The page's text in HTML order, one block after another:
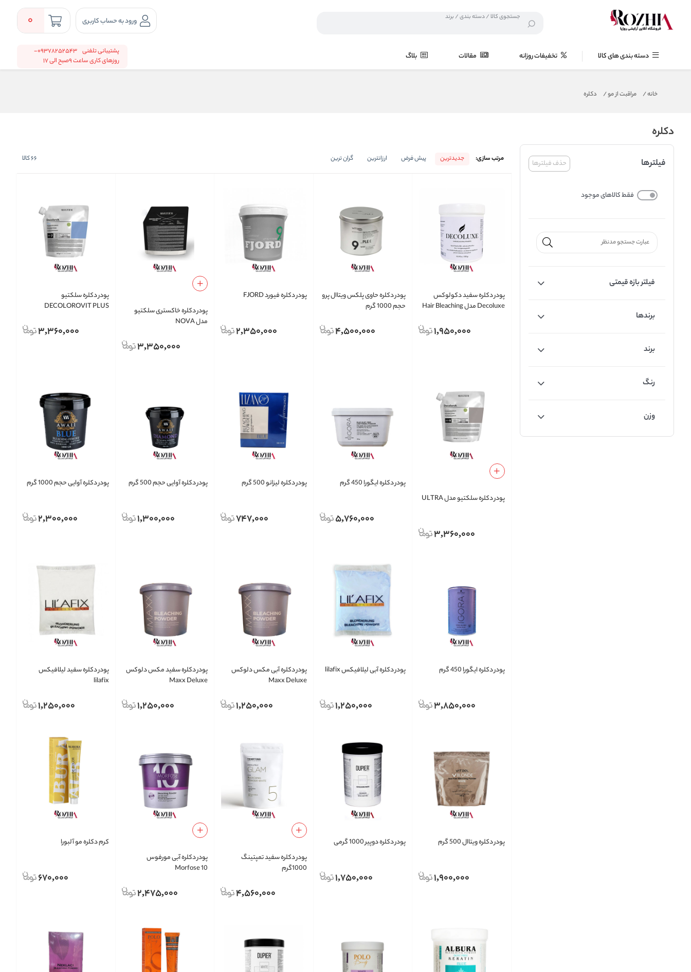
ورود به حساب کاربری 0
دسته بندی های کالا تخفیفات روزانه مقالات بلاگ پشتیبانی تلفنی
09378252543-
روزهای کاری ساعت 9صبح الی 17
خانه/ مراقبت از مو/ دکلره
دکلره
حذف فیلترها فیلترها
فقط کالاهای موجود
فیلتر بازه قیمتی
برندها
برند
رنگ
وزن
مرتب سازی: جدیدترین پیش فرض ارزانترین گران ترین 66کالا
پودر دکلره سفید دکولوکس
Decoluxe مدل Hair Bleaching
1,950,000
پودر دکلره حاوی پلکس ویتاال پرو
حجم 1000 گرم
4,500,000
پودر دکلره فیورد FJORD
2,350,000
پودر دکلره خاکستری سلکتیو
مدل NOVA
3,350,000
پودر دکلره سلکتیو
DECOLOROVIT PLUS
3,360,000
پودر دکلره سلکتیو مدل ULTRA
3,360,000
پودر دکلره ایگورا 450 گرم
5,760,000
پودر دکلره لیزانو 500 گرم
747,000
پودر دکلره آوایی حجم 500 گرم
1,300,000
پودر دکلره آوایی حجم 1000 گرم
2,300,000
پودر دکلره ایگورا 450 گرم
3,850,000
پودر دکلره آبی لیلافیکس lilafix
1,250,000
پودر دکلره آبی مکس دلوکس
Maxx Deluxe
1,250,000
پودر دکلره سفید مکس دلوکس
Maxx Deluxe
1,250,000
پودر دکلره سفید لیلافیکس
lilafix
1,250,000
پودر دکلره ویتاال 500 گرم
1,900,000
پودر دکلره دوپیر 1000 گرمی
1,750,000
پودر دکلره سفید تمپتینگ
1000گرم
4,560,000
پودر دکلره آبی مورفوس
Morfose 10
2,475,000
کرم دکلره مو آلبورا
670,000